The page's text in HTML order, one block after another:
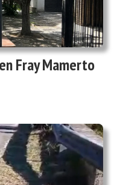
Fray Mamerto